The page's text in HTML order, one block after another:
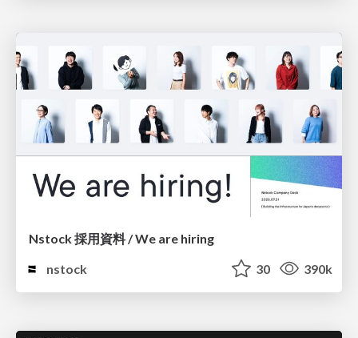
Nstock 採用資料 / We are hiring
nstock
30 390k